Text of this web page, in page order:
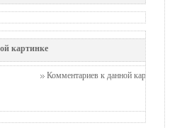
картинке
Комментариев к данной картинке